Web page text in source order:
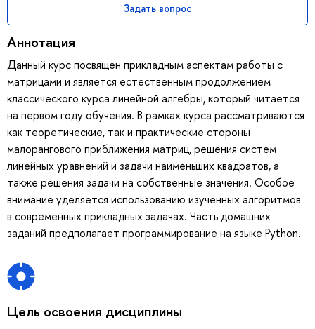
Задать вопрос
Аннотация
Данный курс посвящен прикладным аспектам работы с
матрицами и является естественным продолжением
классического курса линейной алгебры, который читается
на первом году обучения. В рамках курса рассматриваются
как теоретические, так и практические стороны
малорангового приближения матриц, решения систем
линейных уравнений и задачи наименьших квадратов, а
также решения задачи на собственные значения. Особое
внимание уделяется использованию изученных алгоритмов
в современных прикладных задачах. Часть домашних
заданий предполагает программирование на языке Python.
Цель освоения дисциплины